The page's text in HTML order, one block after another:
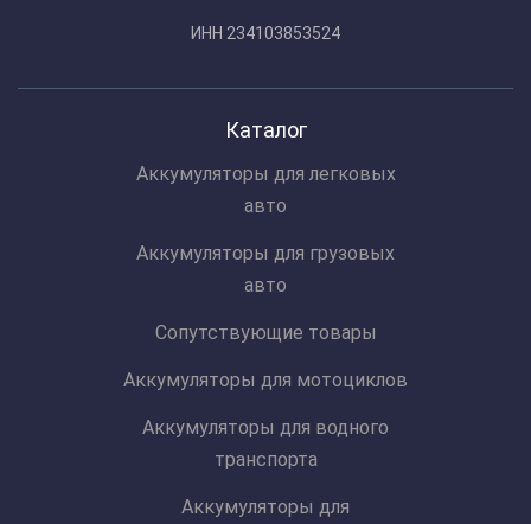
ИНН 234103853524
Каталог
Аккумуляторы для легковых
авто
Аккумуляторы для грузовых
авто
Сопутствующие товары
Аккумуляторы для мотоциклов
Аккумуляторы для водного
транспорта
Аккумуляторы для